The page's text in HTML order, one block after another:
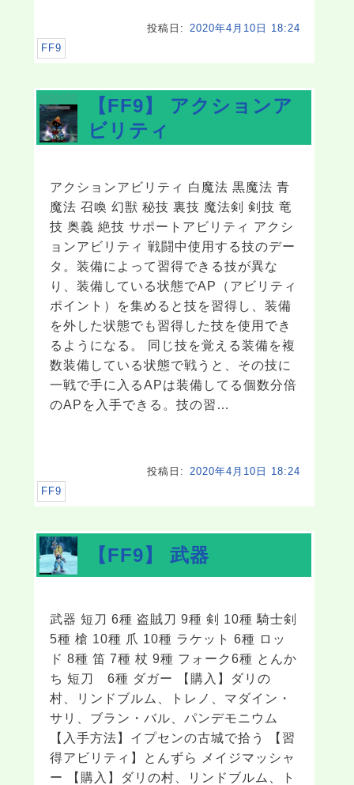
投稿日: 2020年4月10日 18:24
FF9
【FF9】 アクションア
ビリティ
アクションアビリティ 白魔法 黒魔法 青
魔法 召喚 幻獣 秘技 裏技 魔法剣 剣技 竜
技 奥義 絶技 サポートアビリティ アクシ
ョンアビリティ 戦闘中使用する技のデー
タ。装備によって習得できる技が異な
り、装備している状態でAP（アビリティ
ポイント）を集めると技を習得し、装備
を外した状態でも習得した技を使用でき
るようになる。 同じ技を覚える装備を複
数装備している状態で戦うと、その技に
一戦で手に入るAPは装備してる個数分倍
のAPを入手できる。技の習…
投稿日: 2020年4月10日 18:24
FF9
【FF9】 武器
武器 短刀 6種 盗賊刀 9種 剣 10種 騎士剣
5種 槍 10種 爪 10種 ラケット 6種 ロッ
ド 8種 笛 7種 杖 9種 フォーク6種 とんか
ち 短刀 6種 ダガー 【購入】ダリの
村、リンドブルム、トレノ、マダイン・
サリ、ブラン・バル、パンデモニウム
【入手方法】イプセンの古城で拾う 【習
得アビリティ】とんずら メイジマッシャ
ー 【購入】ダリの村、リンドブルム、ト